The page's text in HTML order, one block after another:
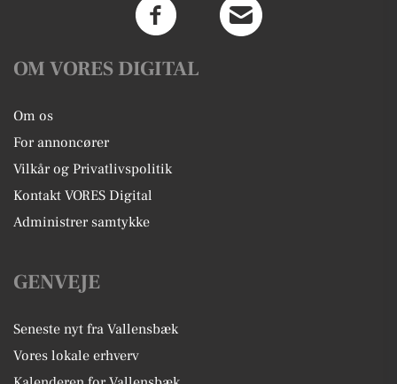
OM VORES DIGITAL
Om os
For annoncører
Vilkår og Privatlivspolitik
Kontakt VORES Digital
Administrer samtykke
GENVEJE
Seneste nyt fra Vallensbæk
Vores lokale erhverv